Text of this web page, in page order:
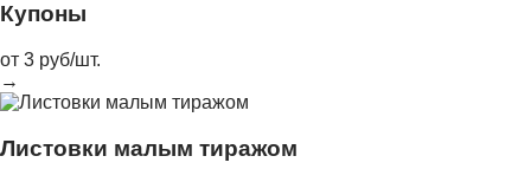
Купоны
от 3 руб/шт.
→
Листовки малым тиражом